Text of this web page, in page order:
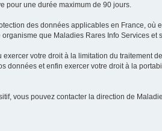
pour une durée maximum de 90 jours.
des données applicables en France,
que Maladies Rares Info Services et
votre droit à la limitation du traitement
et enfin exercer votre droit à la
vous pouvez contacter la direction de